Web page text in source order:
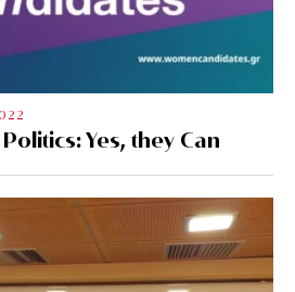
Yes, they Can